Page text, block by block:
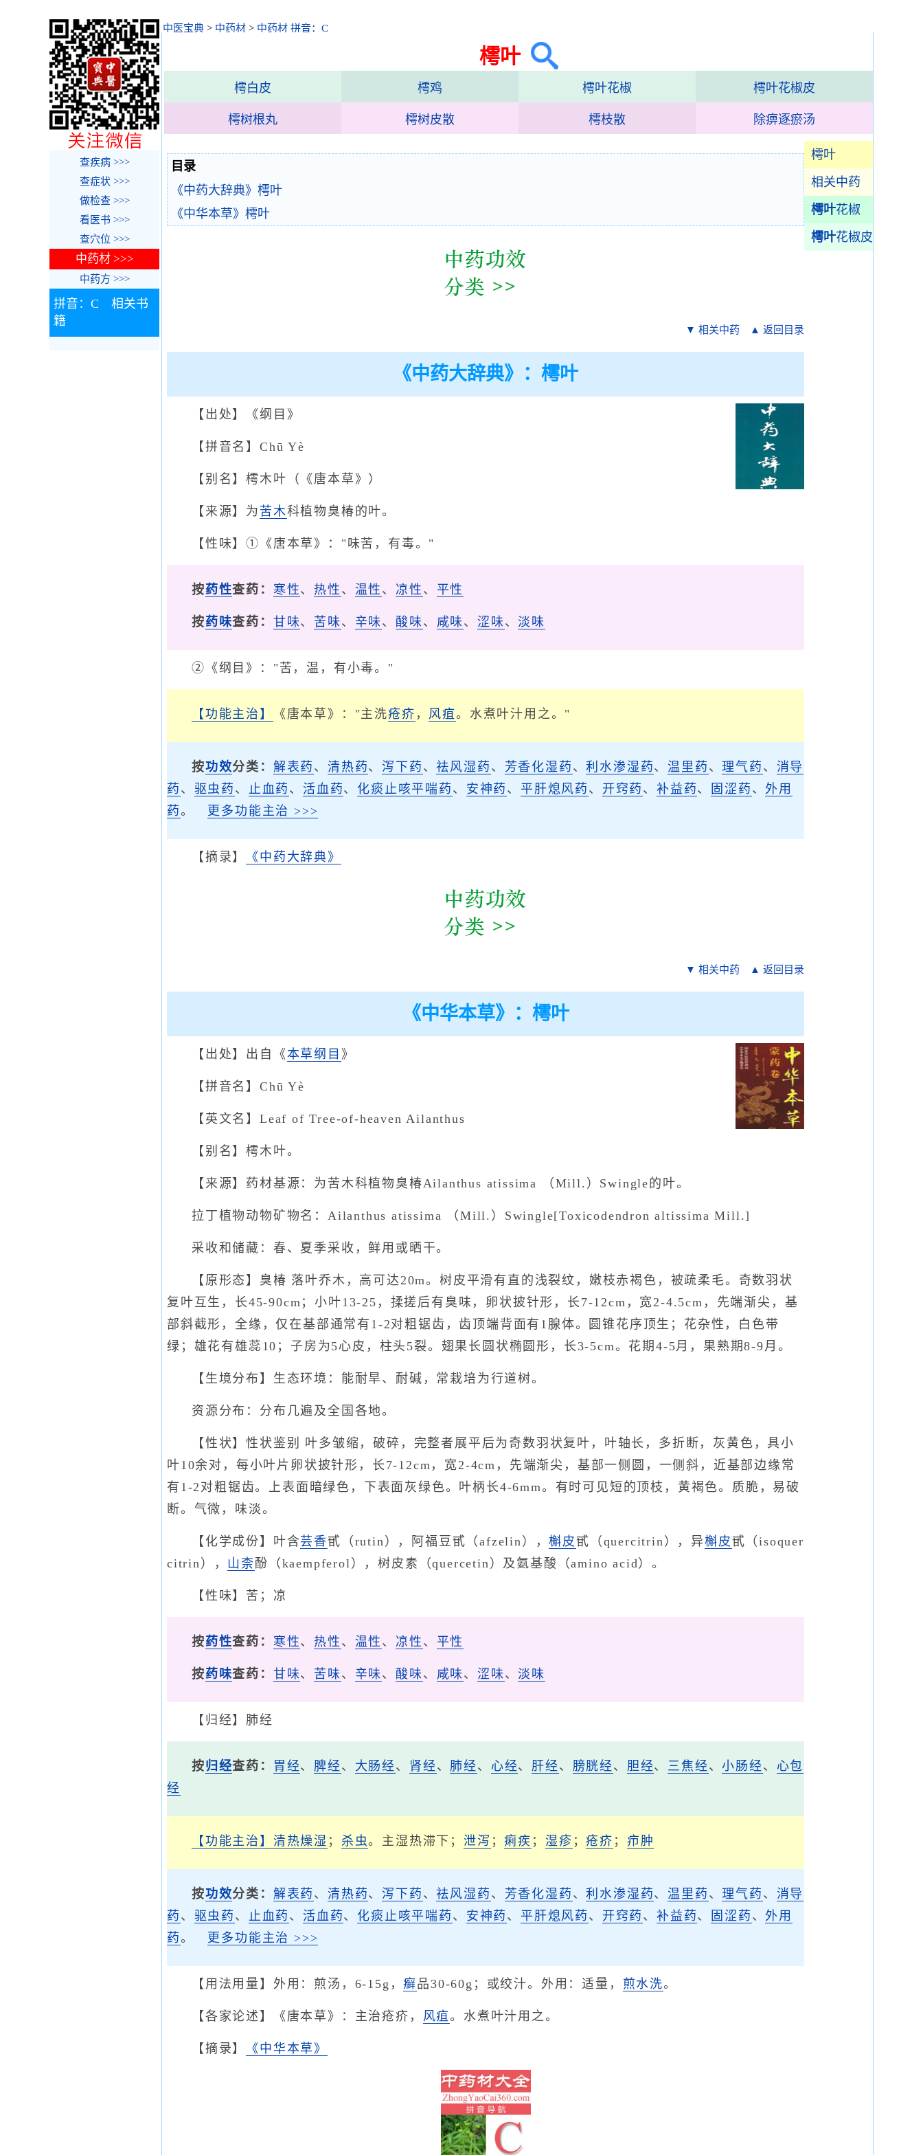
中医宝典 > 中药材 > 中药材 拼音：C
樗叶
樗白皮 樗鸡 樗叶花椒 樗叶花椒皮
樗树根丸 樗树皮散 樗枝散 除痹逐瘀汤
樗叶
相关中药
樗叶花椒
樗叶花椒皮
目录
《中药大辞典》樗叶
《中华本草》樗叶
▼ 相关中药 ▲ 返回目录
《中药大辞典》：樗叶
【出处】《纲目》
【拼音名】Chū Yè
【别名】樗木叶（《唐本草》）
【来源】为 苦木科植物臭椿的叶。
【性味】①《唐本草》："味苦，有毒。"
按药性查药： 寒性、 热性 、 温性 、 凉性 、 平性
按药味查药： 甘味、 苦味、 辛味、 酸味、 咸味、 涩味、 淡味
②《纲目》："苦，温，有小毒。"
【功能主治】 《唐本草》："主洗疮疥 ， 风疽。水煮叶汁用之。"
按功效分类： 解表药 、清热药、 泻下药 、祛风湿药 、 芳香化湿药 、利水渗湿药、温里药 、理气药 、 消导
药 、 驱虫药 、 止血药 、 活血药、 化痰止咳平喘药 、 安神药 、 平肝熄风药 、 开窍药 、 补益药、 固涩药 、外用
药。 更多功能主治 >>>
【摘录】 《中药大辞典》
▼ 相关中药 ▲ 返回目录
《中华本草》：樗叶
【出处】出自《本草纲目 》
【拼音名】Chū Yè
【英文名】Leaf of Tree-of-heaven Ailanthus
【别名】樗木叶。
【来源】药材基源：为苦木科植物臭椿Ailanthus atissima （Mill.）Swingle的叶。
拉丁植物动物矿物名：Ailanthus atissima （Mill.）Swingle[Toxicodendron altissima Mill.]
采收和储藏：春、夏季采收，鲜用或晒干。
【原形态】臭椿 落叶乔木，高可达20m。树皮平滑有直的浅裂纹，嫩枝赤褐色，被疏柔毛。奇数羽状
复叶互生，长45-90cm；小叶13-25，揉搓后有臭味，卵状披针形，长7-12cm，宽2-4.5cm，先端渐尖，基
部斜截形，全缘，仅在基部通常有1-2对粗锯齿，齿顶端背面有1腺体。圆锥花序顶生；花杂性，白色带
绿；雄花有雄蕊10；子房为5心皮，柱头5裂。翅果长圆状椭圆形，长3-5cm。花期4-5月，果熟期8-9月。
【生境分布】生态环境：能耐旱、耐碱，常栽培为行道树。
资源分布：分布几遍及全国各地。
【性状】性状鉴别 叶多皱缩，破碎，完整者展平后为奇数羽状复叶，叶轴长，多折断，灰黄色，具小
叶10余对，每小叶片卵状披针形，长7-12cm，宽2-4cm，先端渐尖，基部一侧圆，一侧斜，近基部边缘常
有1-2对粗锯齿。上表面暗绿色，下表面灰绿色。叶柄长4-6mm。有时可见短的顶枝，黄褐色。质脆，易破
断。气微，味淡。
【化学成份】叶含芸香甙（rutin），阿福豆甙（afzelin），槲皮甙（quercitrin），异槲皮甙（isoquer
citrin）， 山柰 酚（kaempferol），树皮素（quercetin）及氨基酸（amino acid）。
【性味】苦；凉
按药性查药： 寒性、 热性 、 温性 、 凉性 、 平性
按药味查药： 甘味、 苦味、 辛味、 酸味、 咸味、 涩味、 淡味
【归经】肺经
按归经查药： 胃经、 脾经、 大肠经、 肾经、 肺经、 心经、 肝经、 膀胱经、 胆经、 三焦经、小肠经、 心包
经
【功能主治】 清热燥湿 ； 杀虫。主湿热滞下；泄泻 ；痢疾 ； 湿疹 ；疮疥 ； 疖肿
按功效分类： 解表药 、清热药、 泻下药 、祛风湿药 、 芳香化湿药 、利水渗湿药、温里药 、理气药 、 消导
药 、 驱虫药 、 止血药 、 活血药、 化痰止咳平喘药 、 安神药 、 平肝熄风药 、 开窍药 、 补益药、 固涩药 、外用
药。 更多功能主治 >>>
【用法用量】外用：煎汤，6-15g，癣品30-60g；或绞汁。外用：适量， 煎水洗。
【各家论述】《唐本草》：主治疮疥， 风疽。水煮叶汁用之。
【摘录】 《中华本草》
查疾病 >>>
查症状 >>>
做检查 >>>
看医书 >>>
查穴位 >>>
中药材 >>>
中药方 >>>
拼音：C 相关书
籍